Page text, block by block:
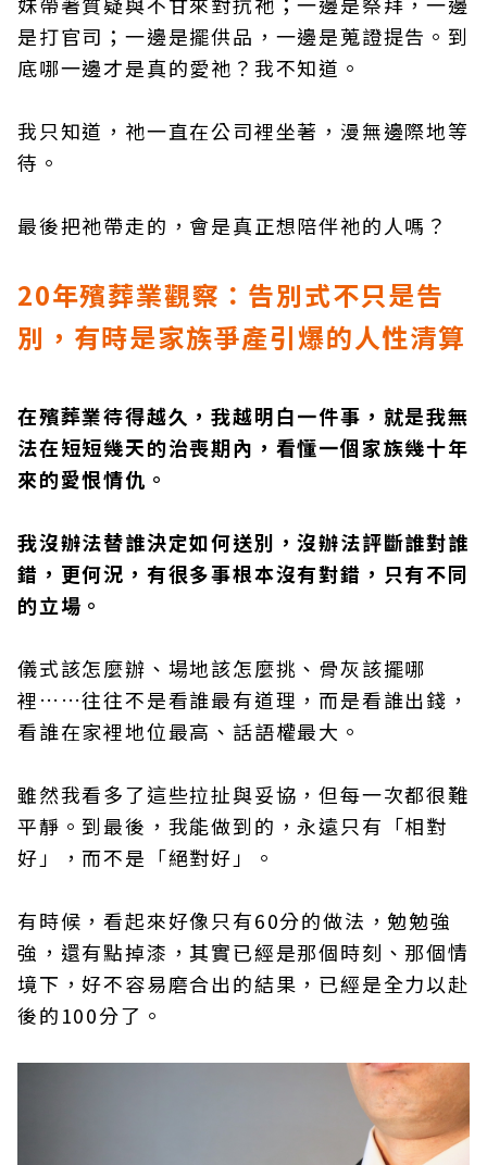
是打官司；一邊是擺供品，一邊是蒐證提告。到
底哪一邊才是真的愛祂？我不知道。
我只知道，祂一直在公司裡坐著，漫無邊際地等
待。
最後把祂帶走的，會是真正想陪伴祂的人嗎？
20年殯葬業觀察：告別式不只是告
別，有時是家族爭產引爆的人性清算
在殯葬業待得越久，我越明白一件事，就是我無
法在短短幾天的治喪期內，看懂一個家族幾十年
來的愛恨情仇。
我沒辦法替誰決定如何送別，沒辦法評斷誰對誰
錯，更何況，有很多事根本沒有對錯，只有不同
的立場。
儀式該怎麼辦、場地該怎麼挑、骨灰該擺哪
裡……往往不是看誰最有道理，而是看誰出錢，
看誰在家裡地位最高、話語權最大。
雖然我看多了這些拉扯與妥協，但每一次都很難
平靜。到最後，我能做到的，永遠只有「相對
好」，而不是「絕對好」。
有時候，看起來好像只有60分的做法，勉勉強
強，還有點掉漆，其實已經是那個時刻、那個情
境下，好不容易磨合出的結果，已經是全力以赴
後的100分了。